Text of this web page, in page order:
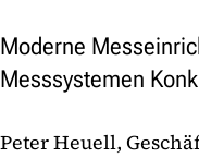
Moderne
Messsystemen
Peter Heuell,